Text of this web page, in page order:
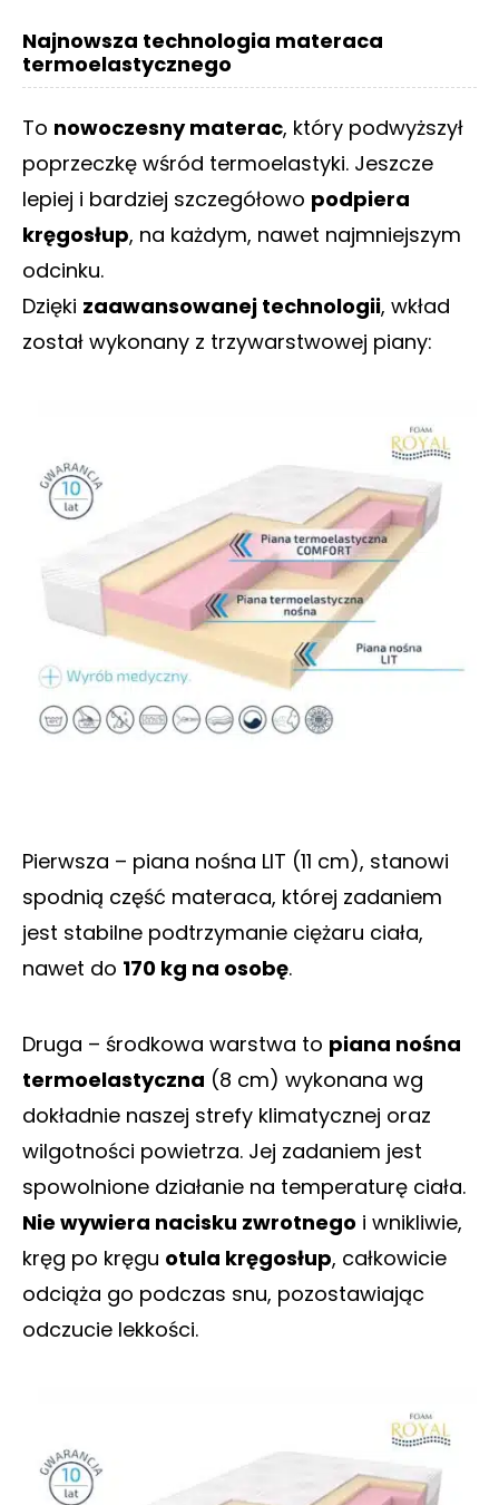
Najnowsza technologia materaca
termoelastycznego
To nowoczesny materac, który podwyższył
poprzeczkę wśród termoelastyki. Jeszcze
lepiej i bardziej szczegółowo podpiera
kręgosłup, na każdym, nawet najmniejszym
odcinku.
Dzięki zaawansowanej technologii, wkład
został wykonany z trzywarstwowej piany:
Pierwsza – piana nośna LIT (11 cm), stanowi
spodnią część materaca, której zadaniem
jest stabilne podtrzymanie ciężaru ciała,
nawet do 170 kg na osobę.
Druga – środkowa warstwa to piana nośna
termoelastyczna (8 cm) wykonana wg
dokładnie naszej strefy klimatycznej oraz
wilgotności powietrza. Jej zadaniem jest
spowolnione działanie na temperaturę ciała.
Nie wywiera nacisku zwrotnego i wnikliwie,
kręg po kręgu otula kręgosłup, całkowicie
odciąża go podczas snu, pozostawiając
odczucie lekkości.